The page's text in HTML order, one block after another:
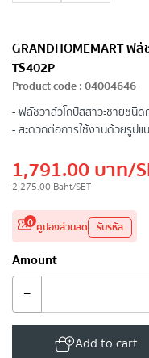
GRANDHOMEMART ฟ
TS402P
Product code:04004646
- ฟลัชวาล์วโถปัสสาวะชายชนิ
- สะดวกต่อการใช้งานด้วยรูป
1,791.00บาท/
2,275.00Baht/SET
0 คูปองส่วนลด รับรหัส
Amount
-
Add to cart